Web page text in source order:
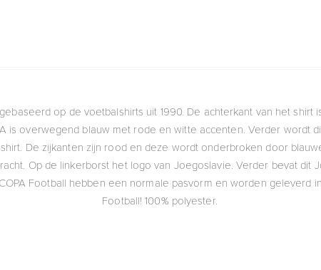
op de voetbalshirts uit 1990. De achterkant van het shirt
is overwegend blauw met rode en witte accenten. Verder wordt
De zijkanten zijn rood en deze wordt onderbroken door
Op de linkerborst het logo van Joegoslavie. Verder bevat dit
Football hebben een normale pasvorm en worden geleverd
Football! 100% polyester.